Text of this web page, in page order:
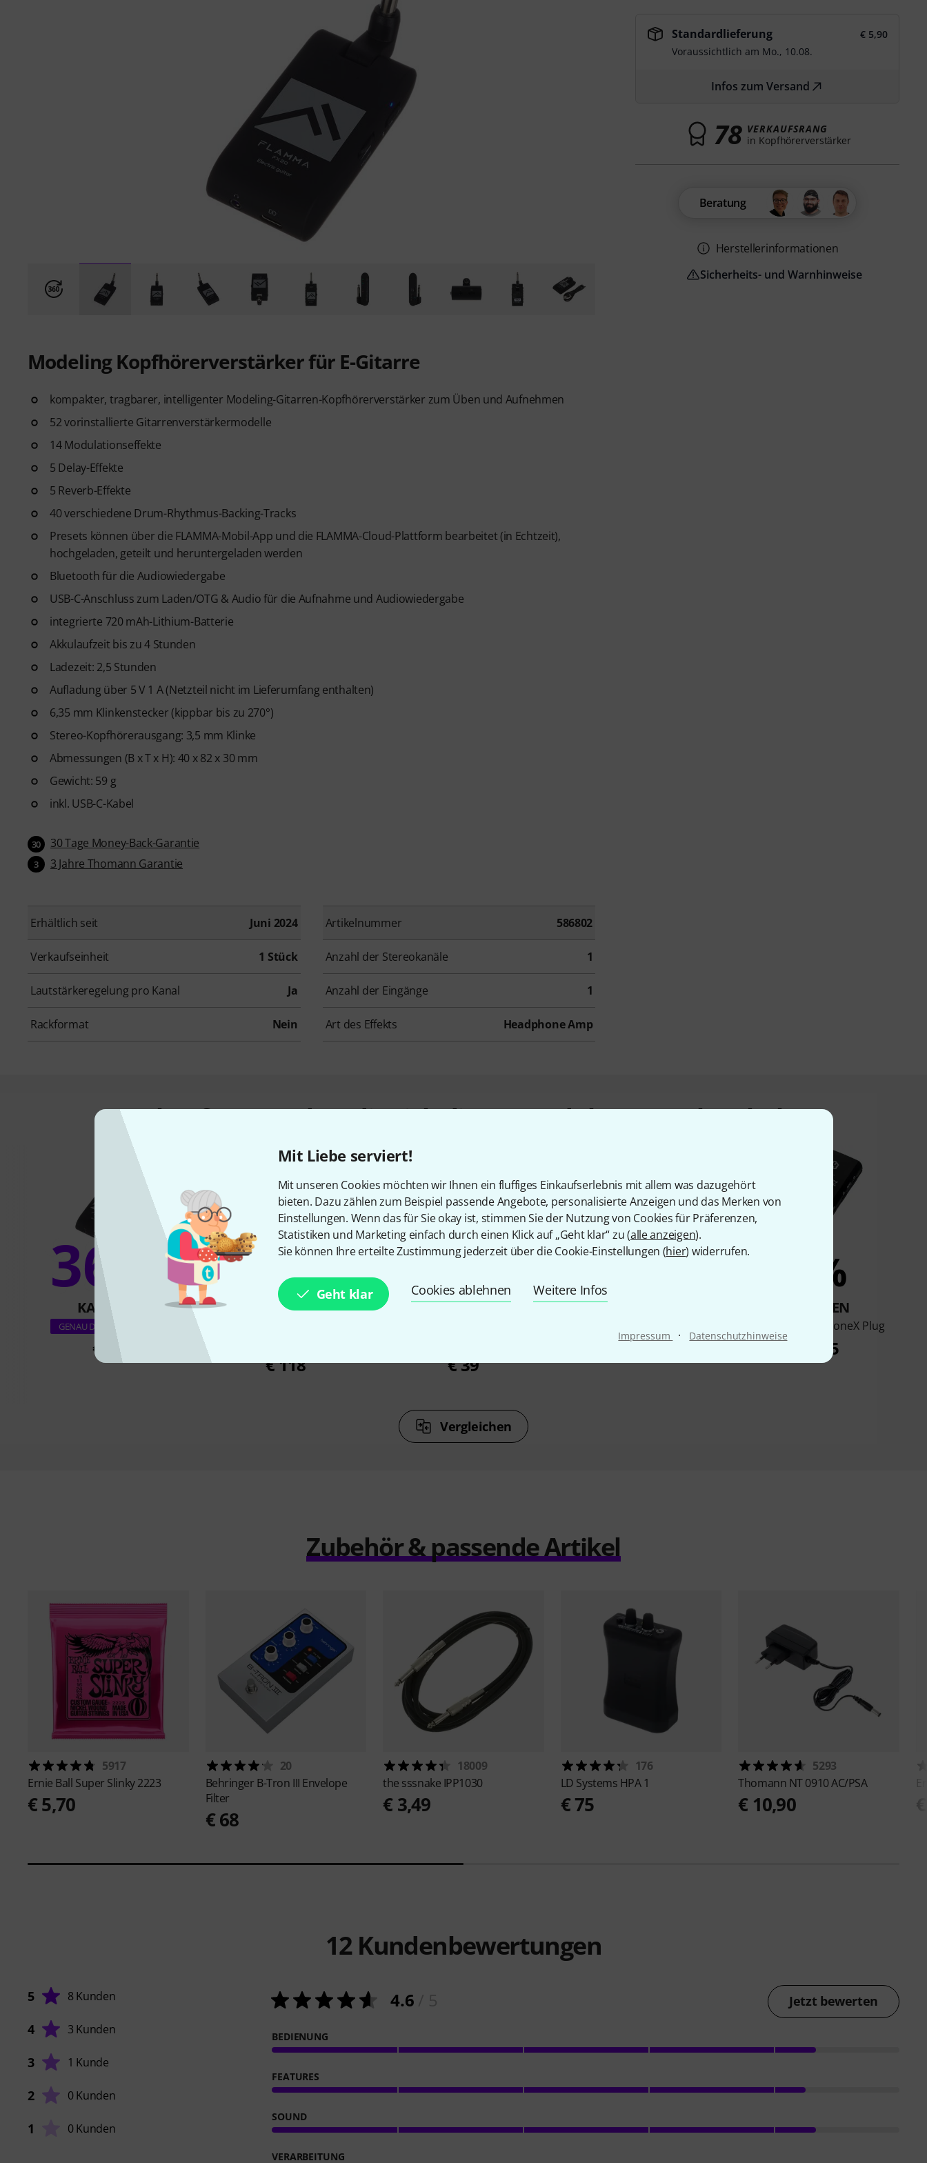
Mit Liebe serviert!
Mit unseren Cookies möchten wir Ihnen ein fluffiges Einkaufserlebnis mit allem was dazugehört
bieten. Dazu zählen zum Beispiel passende Angebote, personalisierte Anzeigen und das Merken von
Einstellungen. Wenn das für Sie okay ist, stimmen Sie der Nutzung von Cookies für Präferenzen,
Statistiken und Marketing einfach durch einen Klick auf „Geht klar“ zu (alle anzeigen).
Sie können Ihre erteilte Zustimmung jederzeit über die Cookie-Einstellungen (hier) widerrufen.
Geht klar Cookies ablehnen Weitere Infos
Impressum · Datenschutzhinweise
Modeling Kopfhörerverstärker für E-Gitarre
kompakter, tragbarer, intelligenter Modeling-Gitarren-Kopfhörerverstärker zum Üben und Aufnehmen
52 vorinstallierte Gitarrenverstärkermodelle
14 Modulationseffekte
5 Delay-Effekte
5 Reverb-Effekte
40 verschiedene Drum-Rhythmus-Backing-Tracks
Presets können über die FLAMMA-Mobil-App und die FLAMMA-Cloud-Plattform bearbeitet (in Echtzeit),
hochgeladen, geteilt und heruntergeladen werden
Bluetooth für die Audiowiedergabe
USB-C-Anschluss zum Laden/OTG & Audio für die Aufnahme und Audiowiedergabe
integrierte 720 mAh-Lithium-Batterie
Akkulaufzeit bis zu 4 Stunden
Ladezeit: 2,5 Stunden
Aufladung über 5 V 1 A (Netzteil nicht im Lieferumfang enthalten)
6,35 mm Klinkenstecker (kippbar bis zu 270°)
Stereo-Kopfhörerausgang: 3,5 mm Klinke
Abmessungen (B x T x H): 40 x 82 x 30 mm
Gewicht: 59 g
inkl. USB-C-Kabel
30 30 Tage Money-Back-Garantie
3 3 Jahre Thomann Garantie
Erhältlich seit Juni 2024 Artikelnummer 586802
Verkaufseinheit 1 Stück Anzahl der Stereokanäle 1
Lautstärkeregelung pro Kanal Ja Anzahl der Eingänge 1
Rackformat Nein Art des Effekts Headphone Amp
Standardlieferung
€ 5,90
Voraussichtlich am Mo., 10.08.
Infos zum Versand
78 VERKAUFSRANG
in Kopfhörerverstärker
Beratung
Herstellerinformationen
Sicherheits- und Warnhinweise
Das kauften Kunden, die sich dieses Produkt angesehen haben
36%
KAUFTEN
GENAU DIESES PRODUKT
€ 68
17%
KAUFTEN
€ 118
15%
KAUFTEN
€ 39
13%
€ 119
4%
KAUFTEN
IK Multimedia ToneX Plug
€ 165
Vergleichen
Zubehör & passende Artikel
5917
Ernie Ball Super Slinky 2223
€ 5,70
20
Behringer B-Tron III Envelope
Filter
€ 68
18009
the sssnake IPP1030
€ 3,49
176
LD Systems HPA 1
€ 75
5293
Thomann NT 0910 AC/PSA
€ 10,90
12Kundenbewertungen
5 8 Kunden
4 3 Kunden
3 1 Kunde
2 0 Kunden
1 0 Kunden
4.6 Jetzt bewerten
BEDIENUNG
FEATURES
SOUND
VERARBEITUNG